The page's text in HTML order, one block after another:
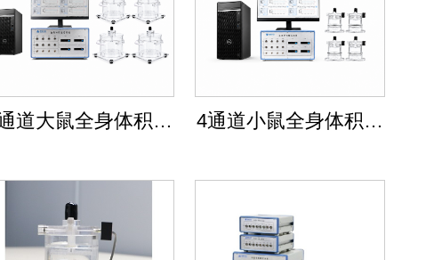
道大鼠全身体积描
4通道小鼠全身体积描